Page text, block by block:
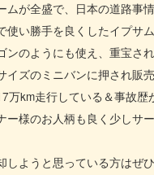
ムが全盛で、日本の道路事
使い勝手を良くしたイプサ
ンのようにも使え、重宝さ
イズのミニバンに押され販
万km走行している＆事故歴
ー様のお人柄も良く少しサ
しようと思っている方はぜ